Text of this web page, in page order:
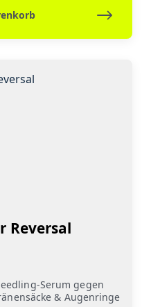
Reversal
Serum gegen
& Augenringe